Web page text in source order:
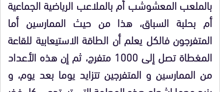
بالملعب المعشوشب أم بالملاعب الرياضية الجماعية
أم بحلبة السباق، هذا من حيث الممارسين أما
المتفرجون فالكل يعلم أن الطاقة الاستيعابية للقاعة
المغطاة تصل إلى 1000 متفرج، ثم إن هذه الأعداد
من الممارسين و المتفرجين تتزايد يوما بعد يوم، و